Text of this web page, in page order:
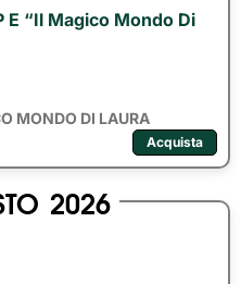
E “Il Magico Mondo Di
MONDO DI LAURA
Acquista
2026